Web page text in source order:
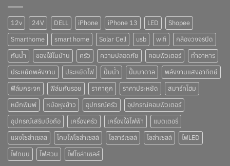
12v 24V DELL iPhone iPhone 13 LED
Shopee
Smarthome
smart home Solar Cell usb wifi
กล้องวงจรปิด
กันน้ำ
ของใช้ในบ้าน ครัว ความปลอดภัย คอมพิวเตอร์
ทำอาหาร
ประหยัดพลังงาน
ประหยัดไฟ ปั๊มน้ำ ปั๊มบาดาล
พลังงานแสงอาทิตย์
ฟิล์มกระจก
ฟิล์มกันรอย ราคาถูก ราคาประหยัด
สมาร์ทโฮม
หมึกพิมพ์
หม้อหุงข้าว อุปกรณ์ครัว
อุปกรณ์คอมพิวเตอร์
อุปกรณ์เสริมมือถือ
เครื่องครัว เครื่องใช้ไฟฟ้า
แบตเตอรี่
แผงโซล่าเซลล์
โคมไฟโซล่าเซลล์ โซลาร์เซลล์ โซล่าเซลล์
ไฟLED
ไฟถนน
ไฟสวน ไฟโซล่าเซลล์